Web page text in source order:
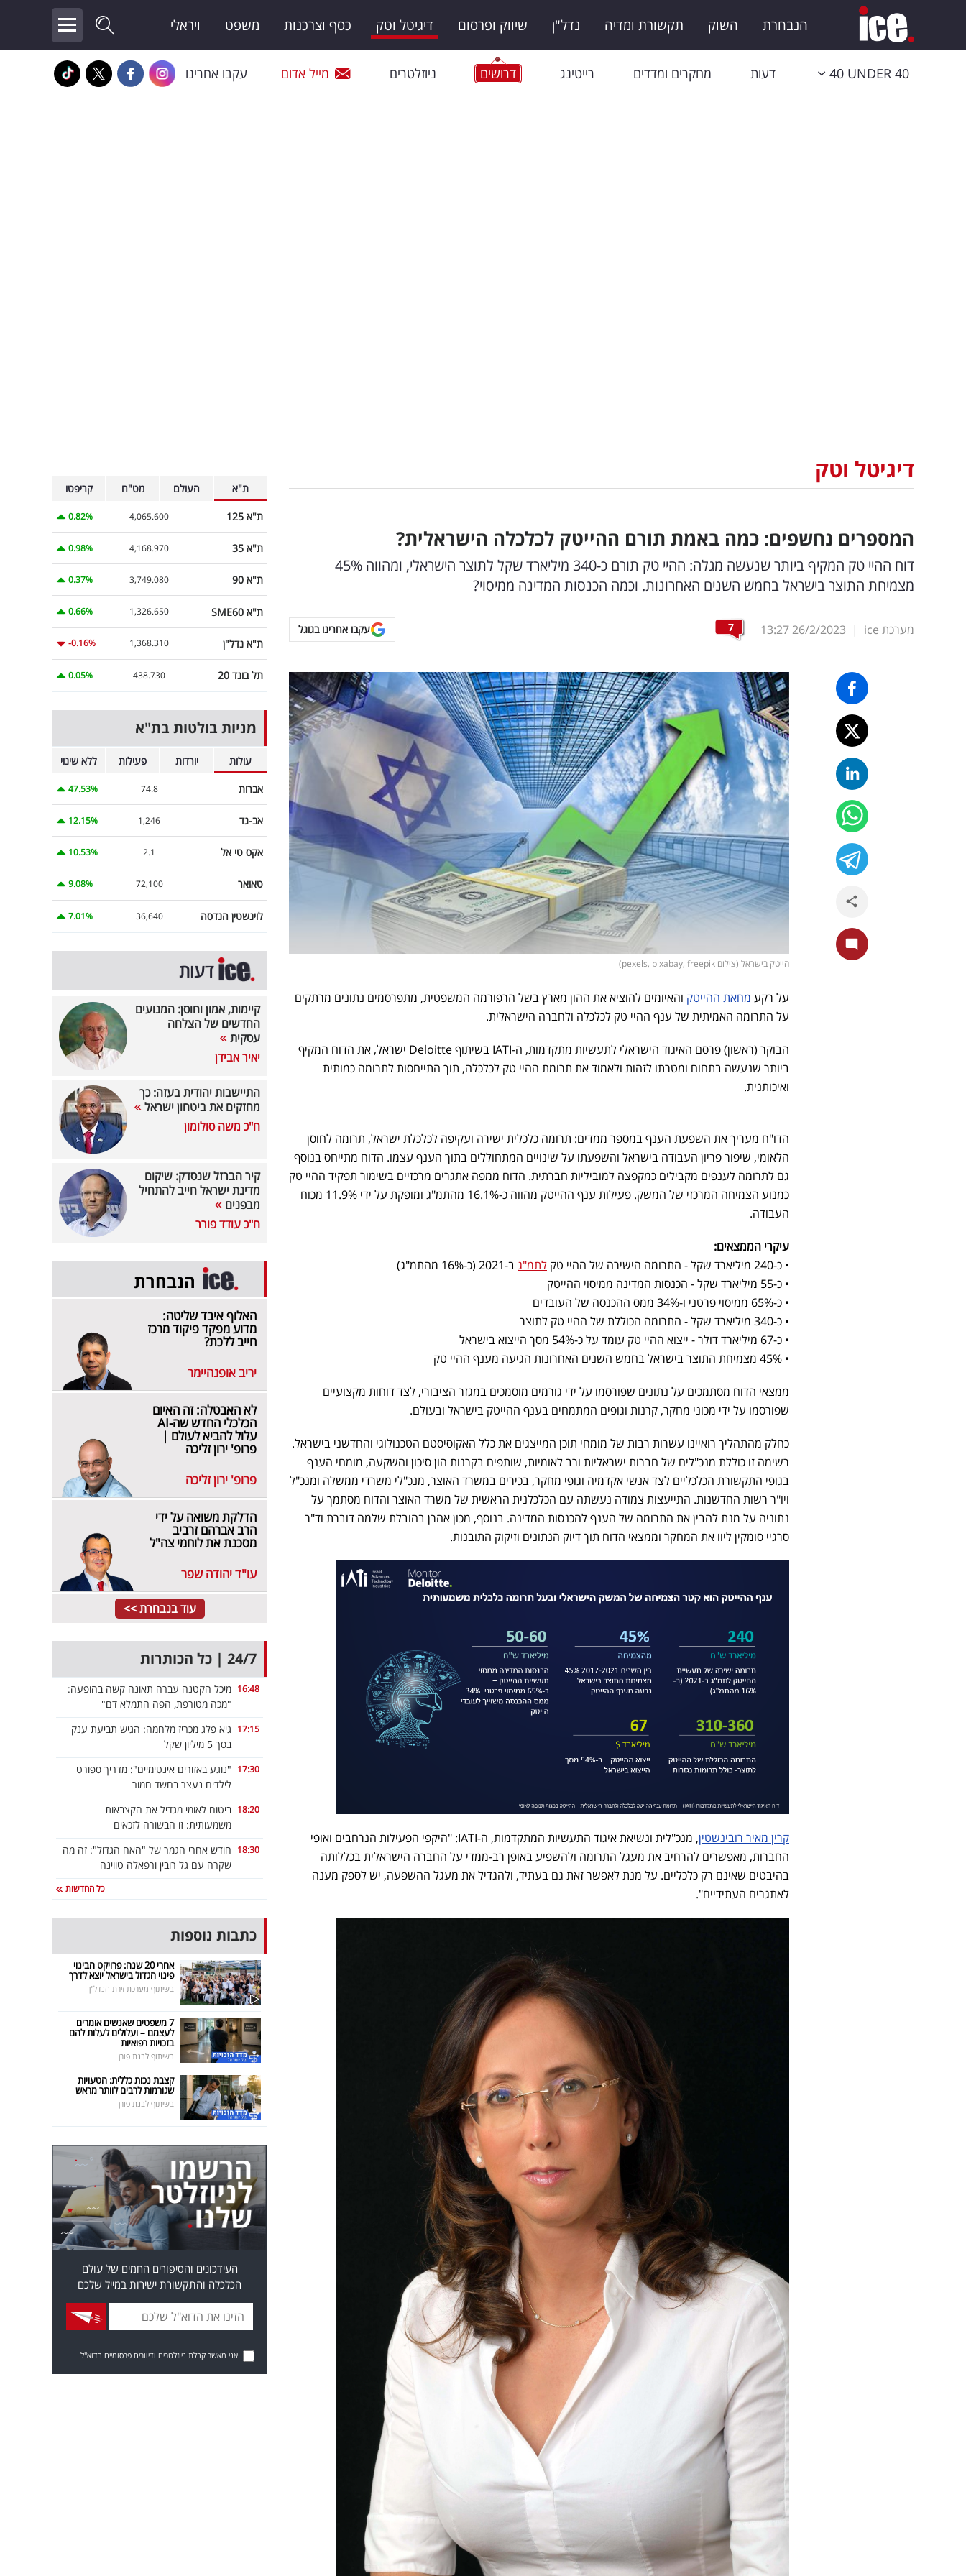
הנבחרת השוק תקשורת ומדיה נדל"ן שיווק ופרסום דיגיטל וטק כסף וצרכנות משפט ויראלי
40 UNDER 40 דעות מחקרים ומדדים רייטינג דרושים ניוזלטרים מייל אדום עקבו אחרינו
דיגיטל וטק
המספרים נחשפים: כמה באמת תורם ההייטק לכלכלה הישראלית?
דוח ההיי טק המקיף ביותר שנעשה מגלה: ההיי טק תורם כ-340 מיליארד שקל לתוצר הישראלי, ומהווה 45%
מצמיחת התוצר בישראל בחמש השנים האחרונות. וכמה הכנסות המדינה ממיסוי?
מערכת ice |
26/2/2023
13:27
7 עקבו אחרינו בגוגל
הייטק בישראל (צילום pexels, pixabay, freepik)
על רקע מחאת ההייטק והאיומים להוציא את ההון מארץ בשל הרפורמה המשפטית, מתפרסמים נתונים מרתקים
על התרומה האמיתית של ענף ההיי טק לכלכלה ולחברה הישראלית.
הבוקר (ראשון) פרסם האיגוד הישראלי לתעשיות מתקדמות, ה-IATI בשיתוף Deloitte ישראל, את הדוח המקיף
ביותר שנעשה בתחום ומטרתו לזהות ולאמוד את תרומת ההיי טק לכלכלה, תוך התייחסות לתרומה כמותית
ואיכותנית.
הדו"ח מעריך את השפעת הענף במספר ממדים: תרומה כלכלית ישירה ועקיפה לכלכלת ישראל, תרומה לחוסן
הלאומי, שיפור פריון העבודה בישראל והשפעתו על שינויים המתחוללים בתוך הענף עצמו. הדוח מתייחס בנוסף
גם לתרומה לענפים מקבילים כמקפצה למוביליות חברתית. הדוח ממפה אתגרים מרכזיים בשימור תפקיד ההיי טק
כמנוע הצמיחה המרכזי של המשק. פעילות ענף ההייטק מהווה כ-16.1% מהתמ"ג ומופקת על ידי 11.9% מכוח
העבודה.
עיקרי הממצאים:
• כ-240 מיליארד שקל - התרומה הישירה של ההיי טק
לתמ"גב-2021 (כ-16% מהתמ"ג)
• כ-55 מיליארד שקל - הכנסות המדינה ממיסוי ההייטק
• כ-65% ממיסוי פרטני ו-34% ממס ההכנסה של העובדים
• כ-340 מיליארד שקל - התרומה הכוללת של ההיי טק לתוצר
• כ-67 מיליארד דולר - ייצוא ההיי טק עומד על כ-54% מסך הייצוא בישראל
• 45% מצמיחת התוצר בישראל בחמש השנים האחרונות הגיעה מענף ההיי טק
ממצאי הדוח מסתמכים על נתונים שפורסמו על ידי גורמים מוסמכים במגזר הציבורי, לצד דוחות מקצועיים
שפורסמו על ידי מכוני מחקר, קרנות וגופים המתמחים בענף ההייטק בישראל ובעולם.
כחלק מהתהליך רואיינו עשרות רבות של מומחי תוכן המייצגים את כלל האקוסיסטם הטכנולוגי והחדשני בישראל.
רשימה זו כוללת מנכ"לים של חברות ישראליות ורב לאומיות, שותפים בקרנות הון סיכון והשקעה, מומחי הענף
בגופי התקשורת הכלכליים לצד אנשי אקדמיה וגופי מחקר, בכירים במשרד האוצר, מנכ"לי משרדי ממשלה ומנכ"ל
ויו"ר רשות החדשנות. התייעצות צמודה נעשתה עם הכלכלנית הראשית של משרד האוצר והדוח מסתמך על
נתוניה על מנת להבין את התרומה של הענף להכנסות המדינה. בנוסף, מכון אהרן בהובלת שלמה דוברת וד"ר
סרגיי סומקין ליוו את המחקר וממצאי הדוח תוך דיוק הנתונים וזיקוק התובנות.
קרין מאיר רובינשטין
, מנכ"לית ונשיאת איגוד התעשיות המתקדמות, ה-IATI: "היקפי הפעילות הנרחבים ואופי
החברות, מאפשרים להרחיב את מעגל התרומה ולהשפיע באופן רב-ממדי על החברה הישראלית בכללותה
בהיבטים שאינם רק כלכליים. על מנת לאפשר זאת גם בעתיד, ולהגדיל את מעגל ההשפעה, יש לספק מענה
לאתגרים העתידיים".
ת"א העולם מט"ח קריפטו
ת"א 125 4,065.600
0.82%
ת"א 35 4,168.970
0.98%
ת"א 90 3,749.080
0.37%
ת"א SME60 1,326.650
0.66%
ת"א נדל"ן 1,368.310
-0.16%
תל בונד 20 438.730
0.05%
מניות בולטות בת"א
עולות יורדות פעילות ללא שינוי
אברות 74.8
47.53%
אב-גד 1,246
12.15%
אקס טי אל 2.1
10.53%
טאואר 72,100
9.08%
לוינשטין הנדסה 36,640
7.01%
דעות
קיימות, אמון וחוסן: המנועים
החדשים של הצלחה
עסקית
יאיר אבידן
התיישבות יהודית בעזה: כך
מחזקים את ביטחון ישראל
ח"כ משה סולומון
קיר הברזל שנסדק: שיקום
מדינת ישראל חייב להתחיל
מבפנים
ח"כ עודד פורר
הנבחרת
האלוף איבד שליטה:
מדוע מפקד פיקוד מרכז
חייב ללכת?
יריב אופנהיימר
לא האבטלה: זה האיום
הכלכלי החדש שה-AI
עלול להביא לעולם |
פרופ' ירון זליכה
פרופ' ירון זליכה
הדלקת משואה על ידי
הרב אברהם זרביב
מסכנת את לוחמי צה"ל
עו"ד יהודה שפר
עוד בנבחרת >>
24/7 | כל הכותרות
16:48 מיכל הקטנה עברה תאונה קשה בהופעה:
"מכה מטורפת, הפה התמלא דם"
17:15 גיא פלג מכריז מלחמה: הגיש תביעת ענק
בסך 5 מיליון שקל
17:30 "נוגע באזורים אינטימיים": מדריך ספורט
לילדים נעצר בחשד חמור
18:20 ביטוח לאומי מגדיל את הקצבאות
משמעותית: זו הבשורה לזכאים
18:30 חודש אחרי הגמר של "האח הגדול": זה מה
שקרה עם גל רובין ורפאלה טווינה
כל החדשות
כתבות נוספות
אחרי 20 שנה: פרויקט הבינוי
פינוי הגדול בישראל יוצא לדרך
בשיתוף מערכת זירת הנדל"ן
7 משפטים שאנשים אומרים
לעצמם – ועלולים לעלות להם
בזכויות רפואיות
בשיתוף לבנת פורן
קצבת נכות כללית: הטעויות
שגורמות לרבים לוותר מראש
בשיתוף לבנת פורן
העידכונים והסיפורים החמים של עולם
הכלכלה והתקשורת ישירות במייל שלכם
אני מאשר קבלת ניוזלטרים ודיוורים פרסומיים בדוא"ל